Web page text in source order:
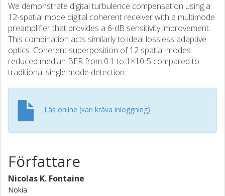
We demonstrate digital turbulence compensation using a
12-spatial mode digital coherent receiver with a multimode
preamplifier that provides a 6-dB sensitivity improvement.
This combination acts similarly to ideal lossless adaptive
optics. Coherent superposition of 12 spatial-modes
reduced median BER from 0.1 to 1×10-5 compared to
traditional single-mode detection.
Läs online (kan kräva inloggning)
Författare
Nicolas K. Fontaine
Nokia